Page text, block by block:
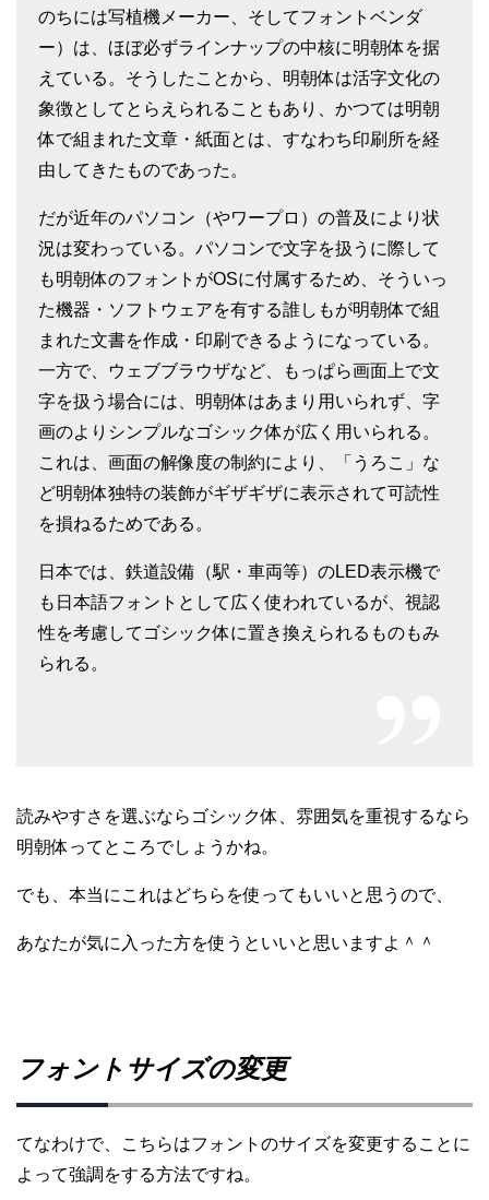
のちには写植機メーカー、そしてフォントベンダ
ー）は、ほぼ必ずラインナップの中核に明朝体を据
えている。そうしたことから、明朝体は活字文化の
象徴としてとらえられることもあり、かつては明朝
体で組まれた文章・紙面とは、すなわち印刷所を経
由してきたものであった。
だが近年のパソコン（やワープロ）の普及により状
況は変わっている。パソコンで文字を扱うに際して
も明朝体のフォントがOSに付属するため、そういっ
た機器・ソフトウェアを有する誰しもが明朝体で組
まれた文書を作成・印刷できるようになっている。
一方で、ウェブブラウザなど、もっぱら画面上で文
字を扱う場合には、明朝体はあまり用いられず、字
画のよりシンプルなゴシック体が広く用いられる。
これは、画面の解像度の制約により、「うろこ」な
ど明朝体独特の装飾がギザギザに表示されて可読性
を損ねるためである。
日本では、鉄道設備（駅・車両等）のLED表示機で
も日本語フォントとして広く使われているが、視認
性を考慮してゴシック体に置き換えられるものもみ
られる。
読みやすさを選ぶならゴシック体、雰囲気を重視するなら
明朝体ってところでしょうかね。
でも、本当にこれはどちらを使ってもいいと思うので、
あなたが気に入った方を使うといいと思いますよ＾＾
フォントサイズの変更
てなわけで、こちらはフォントのサイズを変更することに
よって強調をする方法ですね。